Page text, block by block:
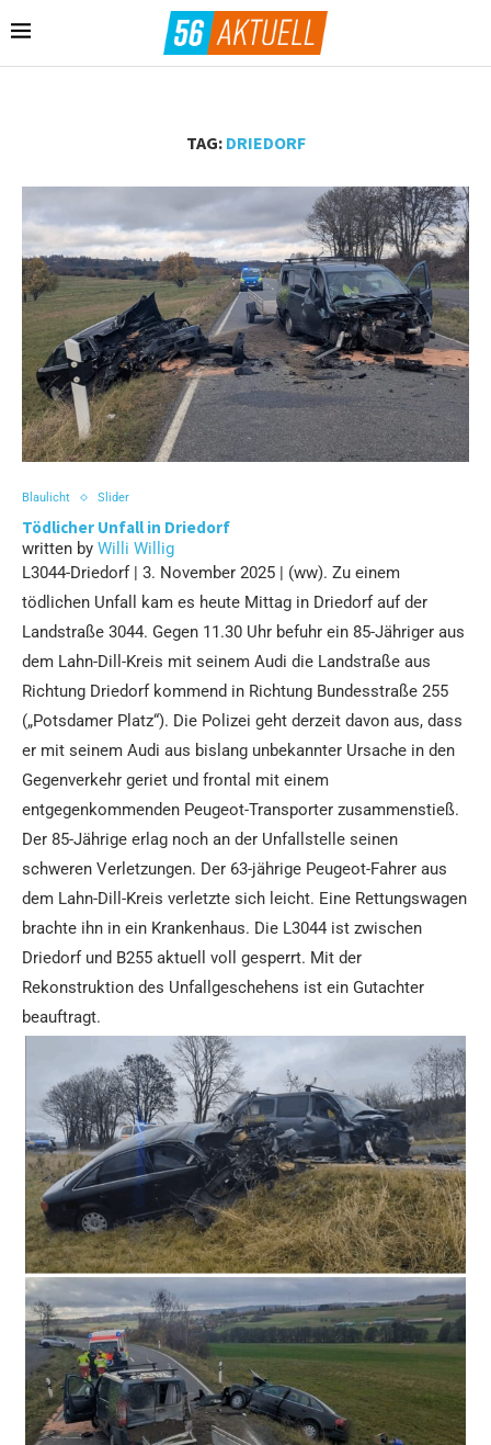
TAG: DRIEDORF
Blaulicht Slider
Tödlicher Unfall in Driedorf
written by Willi Willig
L3044-Driedorf | 3. November 2025 | (ww). Zu einem
tödlichen Unfall kam es heute Mittag in Driedorf auf der
Landstraße 3044. Gegen 11.30 Uhr befuhr ein 85-Jähriger aus
dem Lahn-Dill-Kreis mit seinem Audi die Landstraße aus
Richtung Driedorf kommend in Richtung Bundesstraße 255
(„Potsdamer Platz“). Die Polizei geht derzeit davon aus, dass
er mit seinem Audi aus bislang unbekannter Ursache in den
Gegenverkehr geriet und frontal mit einem
entgegenkommenden Peugeot-Transporter zusammenstieß.
Der 85-Jährige erlag noch an der Unfallstelle seinen
schweren Verletzungen. Der 63-jährige Peugeot-Fahrer aus
dem Lahn-Dill-Kreis verletzte sich leicht. Eine Rettungswagen
brachte ihn in ein Krankenhaus. Die L3044 ist zwischen
Driedorf und B255 aktuell voll gesperrt. Mit der
Rekonstruktion des Unfallgeschehens ist ein Gutachter
beauftragt.